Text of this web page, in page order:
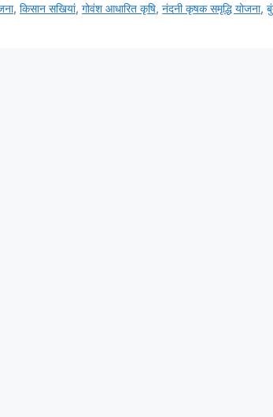
,किसान सखियां,गोवंश आधारित कृषि,नंदनी कृषक समृद्धि योजना,